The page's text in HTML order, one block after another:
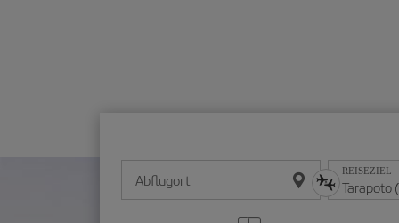
Abflugort REISEZIEL